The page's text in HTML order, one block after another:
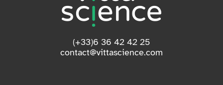
(+33)6 36 42 42 25
contact@vittascience.com